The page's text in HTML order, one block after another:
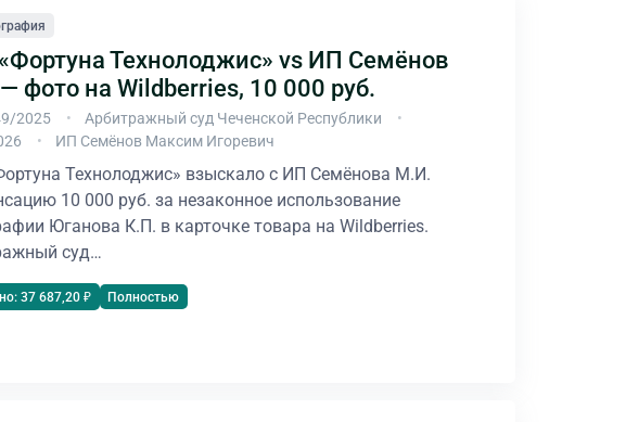
Технолоджис» vs ИП Семёнов
фото на Wildberries, 10 000 руб.
2025
Арбитражный суд Чеченской Республики
ИП Семёнов Максим Игоревич
Технолоджис» взыскало с ИП Семёнова М.И.
10 000 руб. за незаконное использование
Юганова К.П. в карточке товара на Wildberries.
суд…
37 687,20 ₽ Полностью